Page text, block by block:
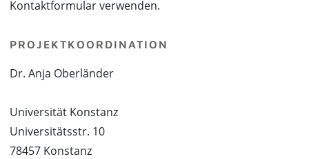
Kontaktformular verwenden.
PROJEKTKOORDINATION
Dr. Anja Oberländer
Universität Konstanz
Universitätsstr. 10
78457 Konstanz